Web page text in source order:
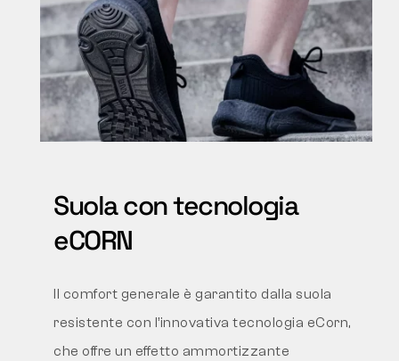
Suola con tecnologia
eCORN
Il comfort generale è garantito dalla suola
resistente con l’innovativa tecnologia eCorn,
che offre un effetto ammortizzante